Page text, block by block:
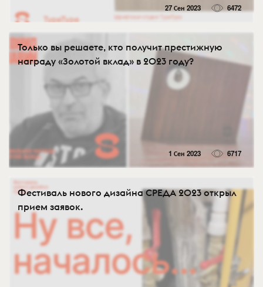
27 Сен 2023 6472
Только вы решаете, кто получит престижную
награду «Золотой вклад» в 2023 году?
1 Сен 2023 6717
Фестиваль нового дизайна СРЕДА 2023 открыл
прием заявок.